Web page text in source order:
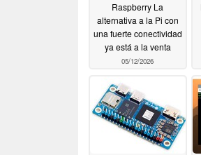
Raspberry La
alternativa a la Pi con
una fuerte conectividad
ya está a la venta
05/12/2026